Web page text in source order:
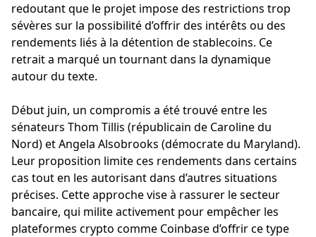
redoutant que le projet impose des restrictions trop
sévères sur la possibilité d’offrir des intérêts ou des
rendements liés à la détention de stablecoins. Ce
retrait a marqué un tournant dans la dynamique
autour du texte.
Début juin, un compromis a été trouvé entre les
sénateurs Thom Tillis (républicain de Caroline du
Nord) et Angela Alsobrooks (démocrate du Maryland).
Leur proposition limite ces rendements dans certains
cas tout en les autorisant dans d’autres situations
précises. Cette approche vise à rassurer le secteur
bancaire, qui milite activement pour empêcher les
plateformes crypto comme Coinbase d’offrir ce type